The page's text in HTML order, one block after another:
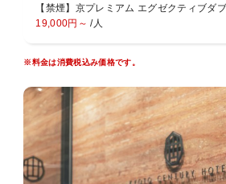
【禁煙】京プレミアム エグゼクティブダ
19,000円～ /人
※料金は消費税込み価格です。